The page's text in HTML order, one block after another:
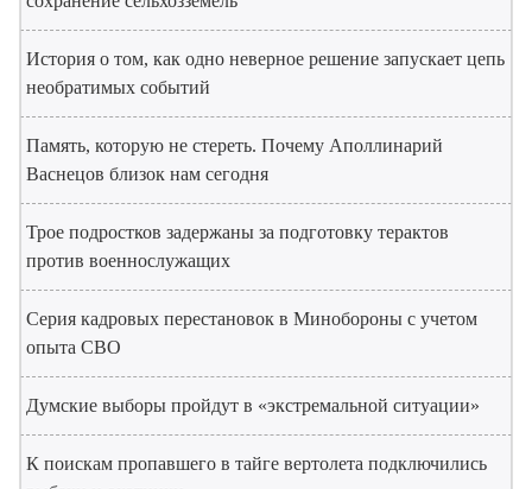
История о том, как одно неверное решение запускает цепь
необратимых событий
Память, которую не стереть. Почему Аполлинарий
Васнецов близок нам сегодня
Трое подростков задержаны за подготовку терактов
против военнослужащих
Серия кадровых перестановок в Минобороны с учетом
опыта СВО
Думские выборы пройдут в «экстремальной ситуации»
К поискам пропавшего в тайге вертолета подключились